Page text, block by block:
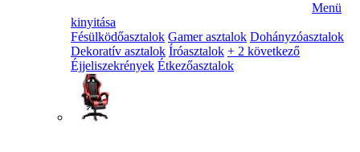
Menü
kinyitása
Fésülködőasztalok Gamer asztalok Dohányzóasztalok
Dekoratív asztalok Íróasztalok + 2 következő
Éjjeliszekrények Étkezőasztalok